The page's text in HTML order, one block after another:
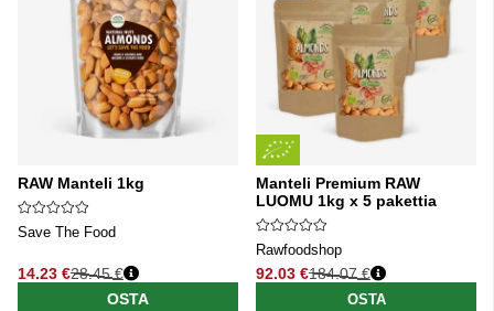
RAW Manteli 1kg
Save The Food
14.23 €
Normaali hinta
28.45 €
OSTA
Manteli Premium RAW
LUOMU 1kg x 5 pakettia
Rawfoodshop
92.03 €
Normaali hinta
184.07 €
OSTA